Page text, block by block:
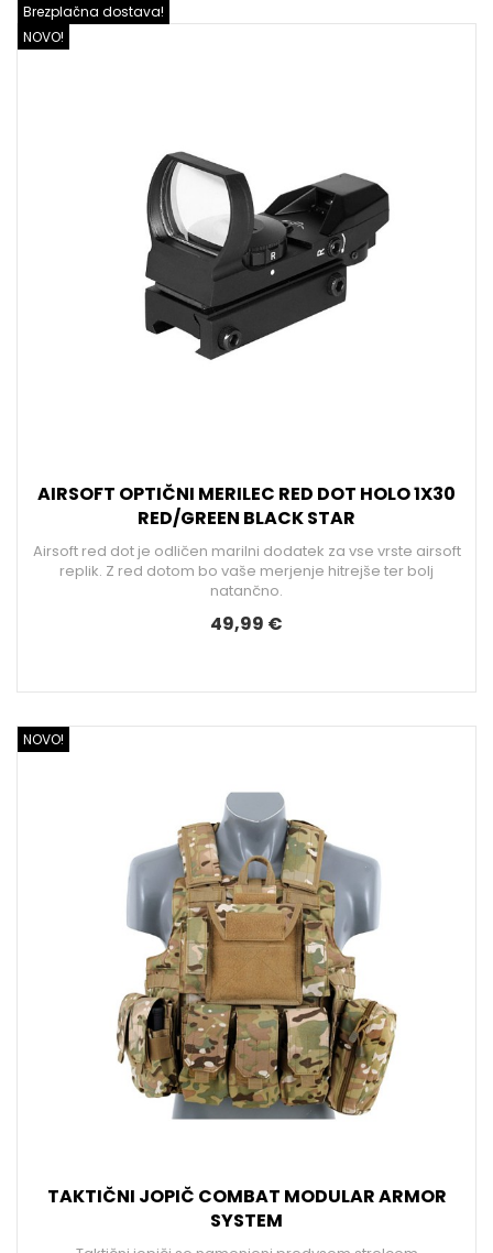
NOVO!
Brezplačna dostava!
AIRSOFT OPTIČNI MERILEC RED DOT HOLO 1X30
RED/GREEN BLACK STAR
Airsoft red dot je odličen marilni dodatek za vse vrste airsoft
replik. Z red dotom bo vaše merjenje hitrejše ter bolj
natančno.
49,99 €
NOVO!
TAKTIČNI JOPIČ COMBAT MODULAR ARMOR
SYSTEM